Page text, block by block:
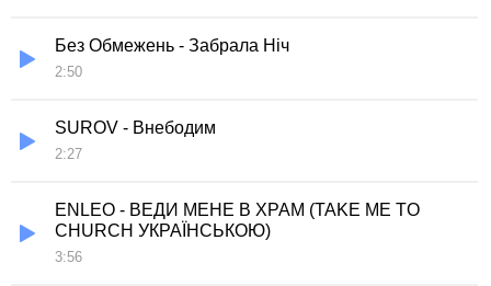
Без Обмежень - Забрала Ніч
2:50
SUROV - Внебодим
2:27
ENLEO - ВЕДИ МЕНЕ В ХРАМ (TAKE ME TO
CHURCH УКРАЇНСЬКОЮ)
3:56